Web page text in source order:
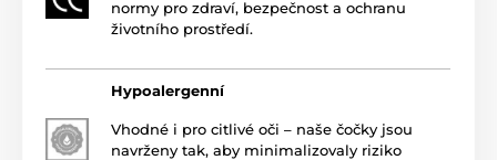
normy pro zdraví, bezpečnost a ochranu
životního prostředí.
Hypoalergenní
Vhodné i pro citlivé oči – naše čočky jsou
navrženy tak, aby minimalizovaly riziko